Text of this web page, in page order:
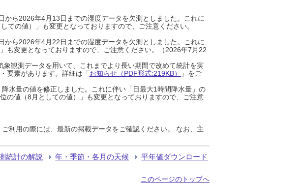
ら2026年4月13日までの湿度データを欠測としました。これに
の値）」も変更となっておりますので、ご注意ください。
ら2026年4月22日までの湿度データを欠測としました。これに
も変更となっておりますので、ご注意ください。（2026年7月22
観測データを用いて、これまでより長い期間で改めて統計を実
要素があります。詳細は「お知らせ（PDF形式:219KB）
」をご
水量の値を修正しました。これに伴い「日最大1時間降水量」の
の値（8月としての値）」も変更となっておりますので、ご注意
利用の際には、最新の掲載データをご確認ください。 なお、主
統計の解説 年・季節・各月の天候 平年値ダウンロード
このページのトップへ